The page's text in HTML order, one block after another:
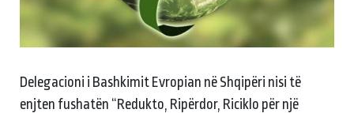
Delegacioni i Bashkimit Evropian në Shqipëri nisi të
enjten fushatën “Redukto, Ripërdor, Riciklo për një